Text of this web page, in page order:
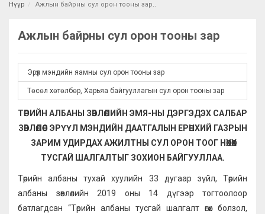
Нүүр Ажлын байрны сул орон тооны зар
Ажлын байрны сул орон тооны зар
Эрүүл мэндийн яамны сул орон тооны зар
Төсөл хөтөлбөр, Харьяа байгууллагын сул орон тооны зар
ТӨРИЙН АЛБАНЫ ЗӨВЛӨЛИЙН ЭМЯ-НЫ ДЭРГЭДЭХ САЛБАР
ЗӨВЛӨЛӨӨС ЭРҮҮЛ МЭНДИЙН ДААТГАЛЫН ЕРӨНХИЙ ГАЗРЫН
ЗАРИМ УДИРДАХ АЖИЛТНЫ СУЛ ОРОН ТООГ НӨХӨХ
ТУСГАЙ ШАЛГАЛТЫГ ЗОХИОН БАЙГУУЛЛАА.
Төрийн албаны тухай хуулийн 33 дугаар зүйл, Төрийн
албаны зөвлөлийн 2019 оны 14 дүгээр тогтоолоор
батлагдсан “Төрийн албаны тусгай шалгалт өгөх болзол,